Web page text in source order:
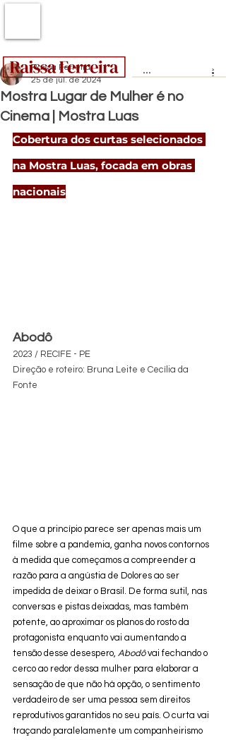
Mostra Lugar de Mulher é no
Cinema | Mostra Luas
Raissa Ferreira
25 de jul. de 2024
Cobertura dos curtas selecionados
na Mostra Luas, focada em obras
nacionais
Abodô
2023 / RECIFE - PE
Direção e roteiro: Bruna Leite e Cecília da
Fonte
O que a princípio parece ser apenas mais um
filme sobre a pandemia, ganha novos contornos
à medida que começamos a compreender a
razão para a angústia de Dolores ao ser
impedida de deixar o Brasil. De forma sutil, nas
conversas e pistas deixadas, mas também
potente, ao aproximar os planos do rosto da
protagonista enquanto vai aumentando a
tensão desse desespero, Abodô vai fechando o
cerco ao redor dessa mulher para elaborar a
sensação de que não há opção, o sentimento
verdadeiro de ser uma pessoa sem direitos
reprodutivos garantidos no seu país. O curta vai
traçando paralelamente um companheirismo